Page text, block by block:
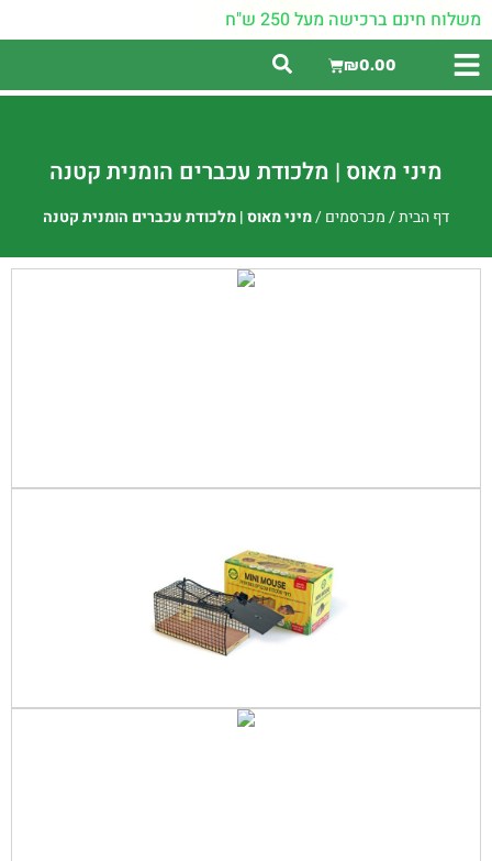
משלוח חינם ברכישה מעל 250 ש"ח
₪0.00
מיני מאוס | מלכודת עכברים הומנית קטנה
דף הבית/מכרסמים/מיני מאוס | מלכודת עכברים הומנית קטנה